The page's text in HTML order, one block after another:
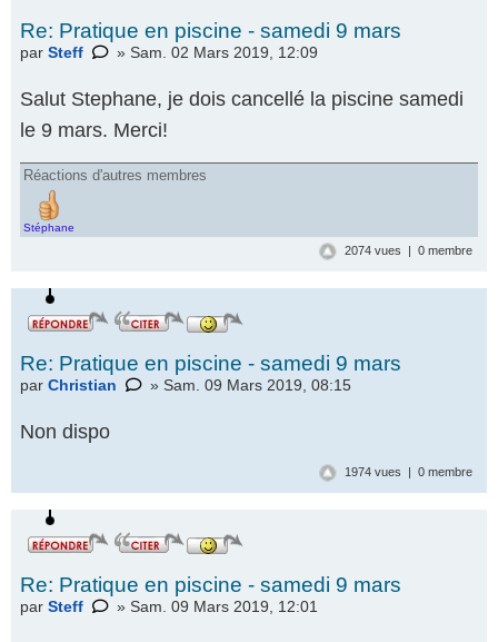
Re: Pratique en piscine - samedi 9 mars
par Steff » Sam. 02 Mars 2019, 12:09
Salut Stephane, je dois cancellé la piscine samedi
le 9 mars. Merci!
Réactions d'autres membres
Stéphane
2074 vues | 0 membre
Re: Pratique en piscine - samedi 9 mars
par Christian » Sam. 09 Mars 2019, 08:15
Non dispo
1974 vues | 0 membre
Re: Pratique en piscine - samedi 9 mars
par Steff » Sam. 09 Mars 2019, 12:01